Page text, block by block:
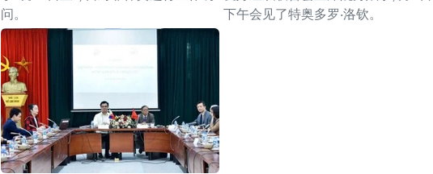
问。
下午会见了特奥多罗·洛钦。 ​